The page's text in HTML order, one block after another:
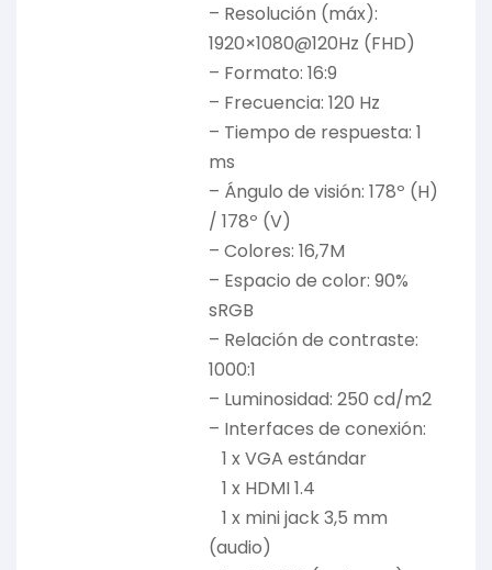
– Resolución (máx):
1920×1080@120Hz (FHD)
– Formato: 16:9
– Frecuencia: 120 Hz
– Tiempo de respuesta: 1
ms
– Ángulo de visión: 178º (H)
/ 178º (V)
– Colores: 16,7M
– Espacio de color: 90%
sRGB
– Relación de contraste:
1000:1
– Luminosidad: 250 cd/m2
– Interfaces de conexión:
1 x VGA estándar
1 x HDMI 1.4
1 x mini jack 3,5 mm
(audio)